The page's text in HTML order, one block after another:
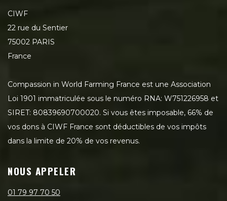
CIWF
22 rue du Sentier
75002 PARIS
France
Compassion in World Farming France est une Association
Loi 1901 immatriculée sous le numéro RNA: W751226958 et
SIRET: 80839690700020. Si vous êtes imposable, 66% de
vos dons à CIWF France sont déductibles de vos impôts
dans la limite de 20% de vos revenus.
NOUS APPELER
01 79 97 70 50